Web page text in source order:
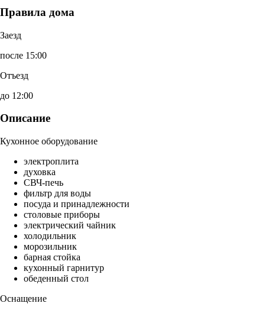
Правила дома
Заезд
после 15:00
Отъезд
до 12:00
Описание
Кухонное оборудование
электроплита
духовка
СВЧ-печь
фильтр для воды
посуда и принадлежности
столовые приборы
электрический чайник
холодильник
морозильник
барная стойка
кухонный гарнитур
обеденный стол
Оснащение